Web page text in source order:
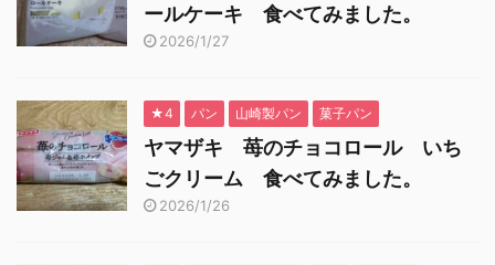
ールケーキ 食べてみました。
2026/1/27
★4 パン 山崎製パン 菓子パン
ヤマザキ 苺のチョコロール いち
ごクリーム 食べてみました。
2026/1/26